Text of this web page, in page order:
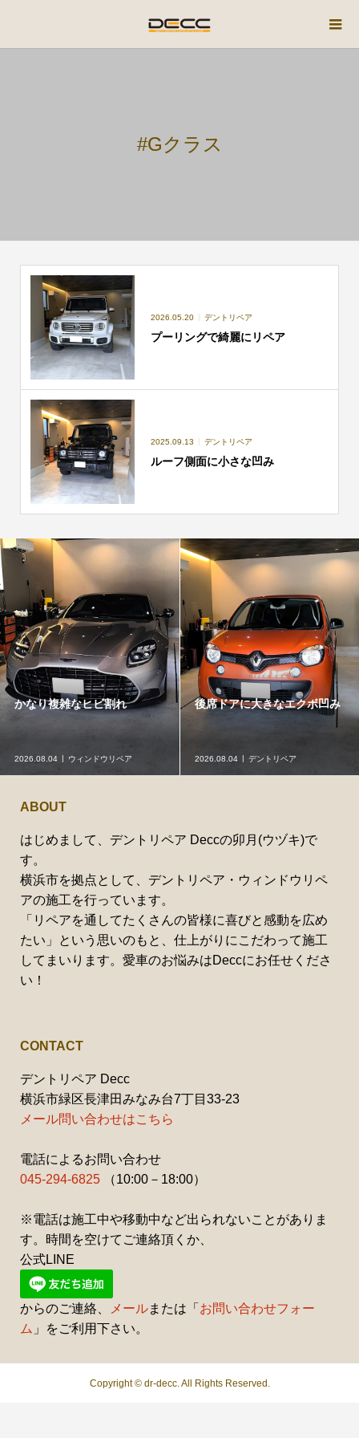
#Gクラス
2026.05.20 デントリペア
プーリングで綺麗にリペア
2025.09.13 デントリペア
ルーフ側面に小さな凹み
かなり複雑なヒビ割れ
2026.08.04 ウィンドウリペア
後席ドアに大きなエクボ凹み
2026.08.04 デントリペア
ABOUT
はじめまして、デントリペア Deccの卯月(ウヅキ)で
す。
横浜市を拠点として、デントリペア・ウィンドウリペ
アの施工を行っています。
「リペアを通してたくさんの皆様に喜びと感動を広め
たい」という思いのもと、仕上がりにこだわって施工
してまいります。愛車のお悩みはDeccにお任せくださ
い！
CONTACT
デントリペア Decc
横浜市緑区長津田みなみ台7丁目33-23
メール問い合わせはこちら
電話によるお問い合わせ
045-294-6825（10:00－18:00）
※電話は施工中や移動中など出られないことがありま
す。時間を空けてご連絡頂くか、
公式LINE
からのご連絡、 メールまたは「 お問い合わせフォー
ム 」をご利用下さい。
Copyright ©dr-decc. All Rights Reserved.